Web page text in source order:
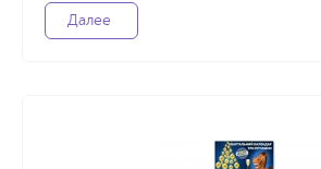
Далее